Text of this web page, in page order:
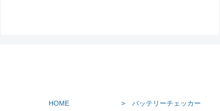
HOME
> バッテリーチェッカー